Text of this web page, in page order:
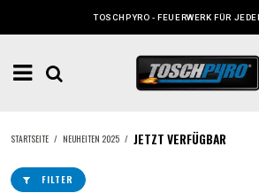
TOSCHPYRO - FEUERWERK FÜR
STARTSEITE / NEUHEITEN 2025 / JETZT VERFÜGBAR
FILTER